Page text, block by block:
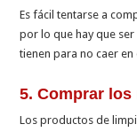
Es fácil tentarse a
por lo que hay que
tienen para no caer
5. Comprar
Los productos de